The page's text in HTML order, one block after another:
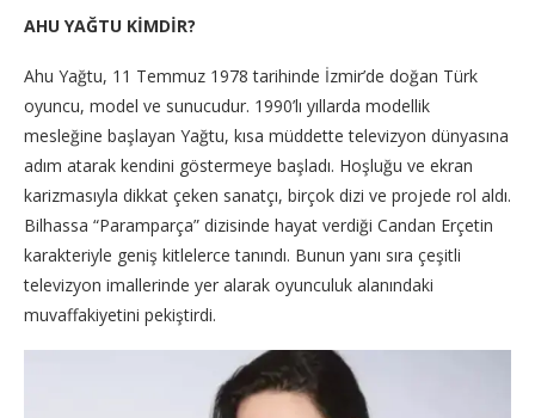
AHU YAĞTU KİMDİR?
Ahu Yağtu, 11 Temmuz 1978 tarihinde İzmir’de doğan Türk
oyuncu, model ve sunucudur. 1990’lı yıllarda modellik
mesleğine başlayan Yağtu, kısa müddette televizyon dünyasına
adım atarak kendini göstermeye başladı. Hoşluğu ve ekran
karizmasıyla dikkat çeken sanatçı, birçok dizi ve projede rol aldı.
Bilhassa “Paramparça” dizisinde hayat verdiği Candan Erçetin
karakteriyle geniş kitlelerce tanındı. Bunun yanı sıra çeşitli
televizyon imallerinde yer alarak oyunculuk alanındaki
muvaffakiyetini pekiştirdi.